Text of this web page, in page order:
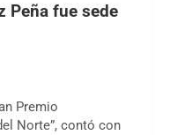
Peña fue sede
Premio
Norte”, contó con